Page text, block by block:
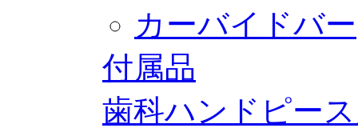
カーバイドバー
付属品
歯科ハンドピー